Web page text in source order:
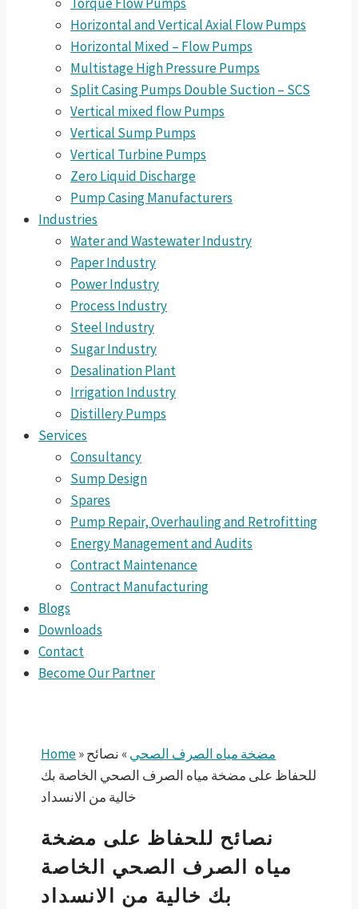
Horizontal and Vertical Axial Flow Pumps
Horizontal Mixed – Flow Pumps
Multistage High Pressure Pumps
Split Casing Pumps Double Suction – SCS
Vertical mixed flow Pumps
Vertical Sump Pumps
Vertical Turbine Pumps
Zero Liquid Discharge
Pump Casing Manufacturers
Industries
Water and Wastewater Industry
Paper Industry
Power Industry
Process Industry
Steel Industry
Sugar Industry
Desalination Plant
Irrigation Industry
Distillery Pumps
Services
Consultancy
Sump Design
Spares
Pump Repair, Overhauling and Retrofitting
Energy Management and Audits
Contract Maintenance
Contract Manufacturing
Blogs
Downloads
Contact
Become Our Partner
Home» مضخة مياه الصرف الصحي» نصائح
للحفاظ على مضخة مياه الصرف الصحي الخاصة بك
خالية من الانسداد
نصائح للحفاظ على مضخة
مياه الصرف الصحي الخاصة
بك خالية من الانسداد